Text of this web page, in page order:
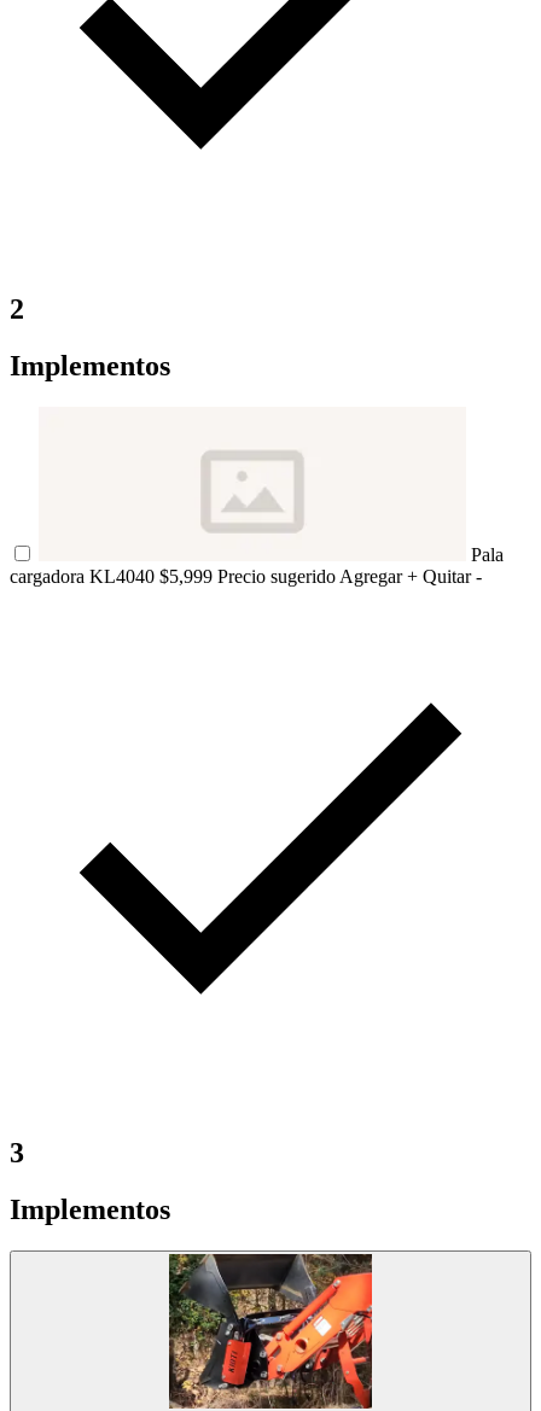
2
Implementos
Pala
cargadora KL4040 $5,999 Precio sugerido Agregar + Quitar -
3
Implementos